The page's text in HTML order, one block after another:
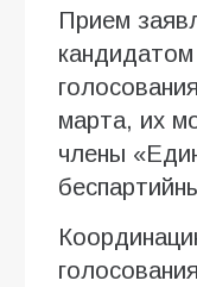
Прием
кандидатом
марта, их
члены